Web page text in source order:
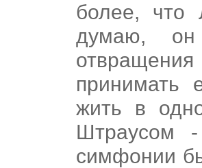
более, что
думаю, он
принимать
жить в
Штраусом -
симфонии